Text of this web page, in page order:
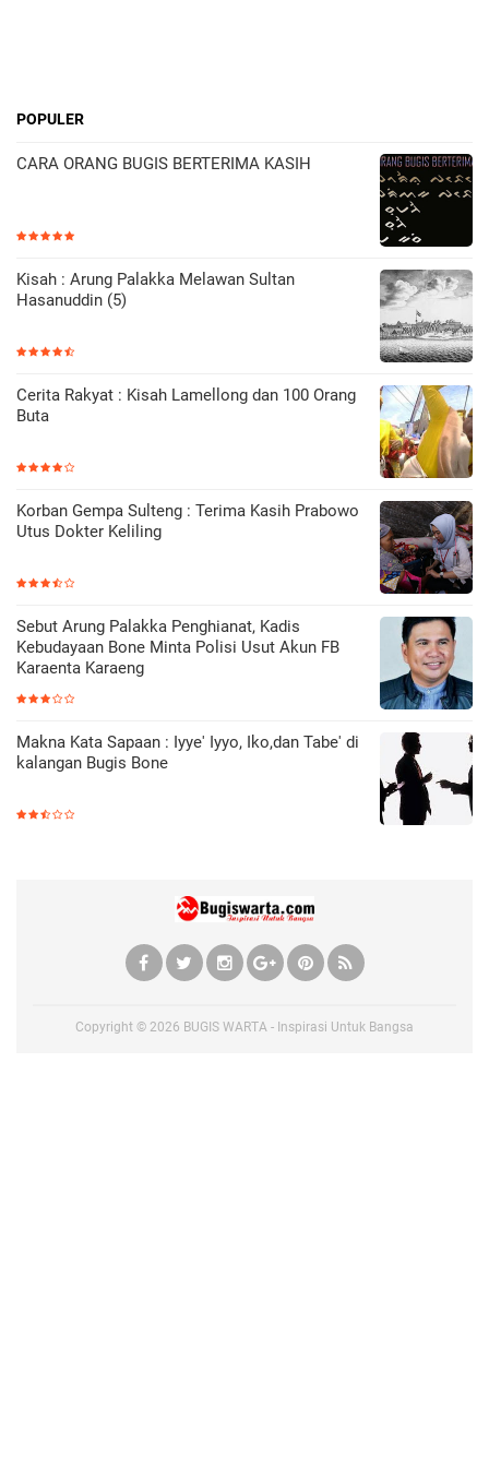
POPULER
CARA ORANG BUGIS BERTERIMA KASIH
Kisah : Arung Palakka Melawan Sultan
Hasanuddin (5)
Cerita Rakyat : Kisah Lamellong dan 100 Orang
Buta
Korban Gempa Sulteng : Terima Kasih Prabowo
Utus Dokter Keliling
Sebut Arung Palakka Penghianat, Kadis
Kebudayaan Bone Minta Polisi Usut Akun FB
Karaenta Karaeng
Makna Kata Sapaan : Iyye' Iyyo, Iko,dan Tabe' di
kalangan Bugis Bone
Copyright © 2026 BUGIS WARTA - Inspirasi Untuk Bangsa